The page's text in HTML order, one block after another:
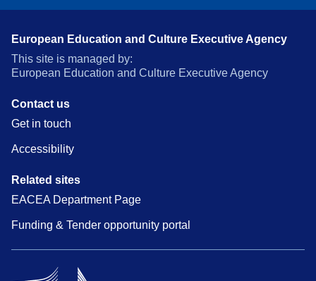
European Education and Culture Executive Agency
This site is managed by:
European Education and Culture Executive Agency
Contact us
Get in touch
Accessibility
Related sites
EACEA Department Page
Funding & Tender opportunity portal